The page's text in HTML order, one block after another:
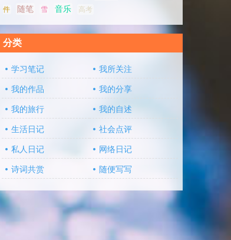
件 随笔 雪 音乐 高考
分类
学习笔记 我所关注
我的作品 我的分享
我的旅行 我的自述
生活日记 社会点评
私人日记 网络日记
诗词共赏 随便写写